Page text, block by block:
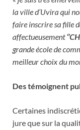
la ville d’Uvira qui
faire inscrire sa fille
affectueusement
grande école de
meilleur choix du
Des témoignent
Certaines
jure que sur la